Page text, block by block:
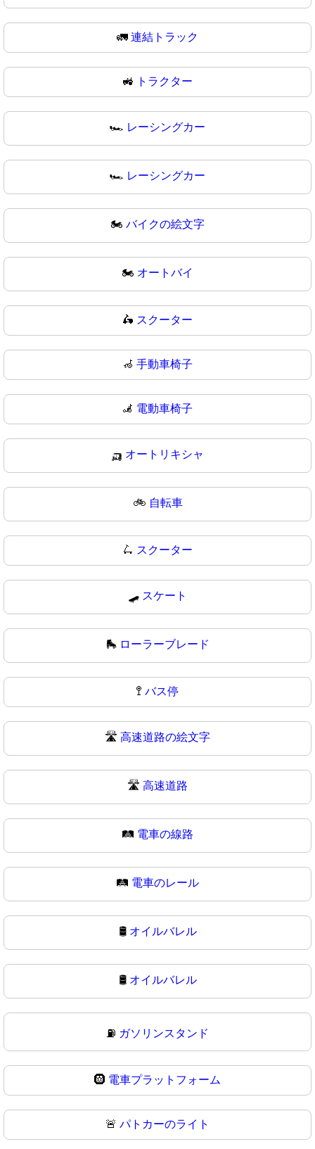
🚛 連結トラック
🚜 トラクター
🏎️ レーシングカー
🏎 レーシングカー
🏍️ バイクの絵文字
🏍 オートバイ
🛵 スクーター
🦽 手動車椅子
🦼 電動車椅子
🛺 オートリキシャ
🚲 自転車
🛴 スクーター
🛹 スケート
🛼 ローラーブレード
🚏 バス停
🛣️ 高速道路の絵文字
🛣 高速道路
🛤️ 電車の線路
🛤 電車のレール
🛢️ オイルバレル
🛢 オイルバレル
⛽ ガソリンスタンド
🛞 電車プラットフォーム
🚨 パトカーのライト